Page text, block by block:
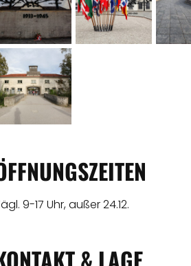
9-17 Uhr, außer 24.12.
& LAGE